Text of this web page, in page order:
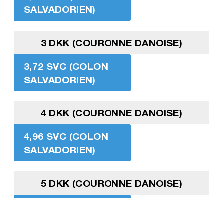
SALVADORIEN)
3 DKK (COURONNE DANOISE)
3,72 SVC (COLON
SALVADORIEN)
4 DKK (COURONNE DANOISE)
4,96 SVC (COLON
SALVADORIEN)
5 DKK (COURONNE DANOISE)